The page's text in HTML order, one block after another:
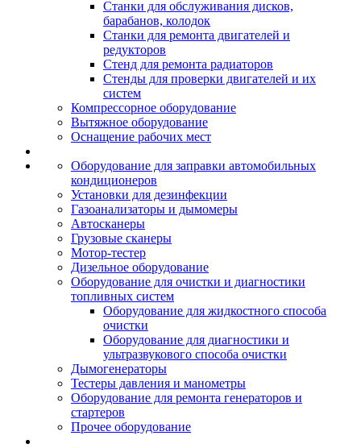
Станки для обслуживания дисков,
барабанов, колодок
Станки для ремонта двигателей и
редукторов
Стенд для ремонта радиаторов
Стенды для проверки двигателей и их
систем
Компрессорное оборудование
Вытяжное оборудование
Оснащение рабочих мест
Оборудование для заправки автомобильных
кондиционеров
Установки для дезинфекции
Газоанализаторы и дымомеры
Автосканеры
Грузовые сканеры
Мотор-тестер
Дизельное оборудование
Оборудование для очистки и диагностики
топливных систем
Оборудование для жидкостного способа
очистки
Оборудование для диагностики и
ультразвукового способа очистки
Дымогенераторы
Тестеры давления и манометры
Оборудование для ремонта генераторов и
стартеров
Прочее оборудование